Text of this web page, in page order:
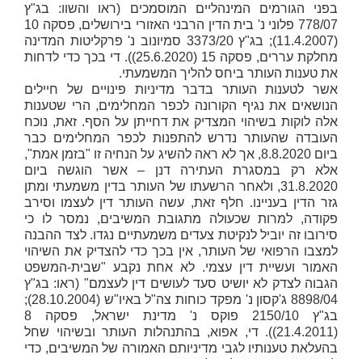
בפני הגורמים המינהליים המוסמכים (ראו והשוו: בג"ץ
778/07 פלוני נ' בית הדין הרבני האזורי בירושלים
, פסקה 10
(11.4.2007); בג"ץ 3373/20
סמיונוב נ' פרקליטות המדינה
מחלקת עררים
, פסקה 15 (25.6.2020)). די בכך כדי לדחות
את טענות העותר ביחס להליך המשמעתי.
אשר לטענות העותר בדבר מדיניות פינויים של חיילים
הנושאים את נגיף הקורונה לכפר המחלימים, הרי שטענות
אלה לוקות בשיהוי המצדיק את דחייתן על הסף. זאת, נוכח
העובדה שהעותר נדרש להתפנות לכפר המחלימים כבר
ביום 8.8.2020, אך לא ראה להשיג על הנחיה זו "בזמן אמת",
אלא רק במסגרת העתירה דנן – אשר הוגשה ביום
31.8.2020, ולאחר הרשעתו של העותר בדין משמעתי ומתן
גזר הדין בעניינו. חלף זאת, עשה העותר דין לעצמו וסירב
פקודה, למרות שכעולה מתגובת המשיבים, נמסר לו כי
סירובו זה יוביל לנקיטת צעדים משמעתיים נגדו. לצד ההבנה
למצבו הרפואי של העותר, אין בכך כדי להצדיק את השיהוי
האמור ועשיית דין עצמי. לא אחת נקבע "שבית-המשפט
הגבוה לצדק לא יושיט סעד לעושים דין לעצמם" (ראו: בג"ץ
8898/04 ג'קסון נ' מפקד כוחות צה"ל באיו"ש
(28.10.2004);
בג"ץ 2150/10
פוקס נ' מדינת ישראל
, פסקה 8
(21.4.2011)). די, אפוא, בהתנהלות העותר ובשיהוי שחל
בהעלאת טענותיו לגבי מדיניותם האמורה של המשיבים, כדי